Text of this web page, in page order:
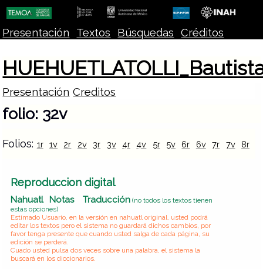
Presentación Textos Búsquedas Créditos
Presentación Creditos
folio: 32v
Folios: 1r 1v 2r 2v 3r 3v 4r 4v 5r 5v 6r 6v 7r 7v 8r
Reproduccion digital
Nahuatl Notas Traducción(no todos los textos tienen
estas opciones)
Estimado Usuario, en la versión en nahuatl original, usted podrá
editar los textos pero el sistema no guardará dichos cambios, por
favor tenga presente que cuando usted salga de cada página, su
edición se perderá.
Cuado usted pulsa dos veces sobre una palabra, el sistema la
buscará en los diccionarios.